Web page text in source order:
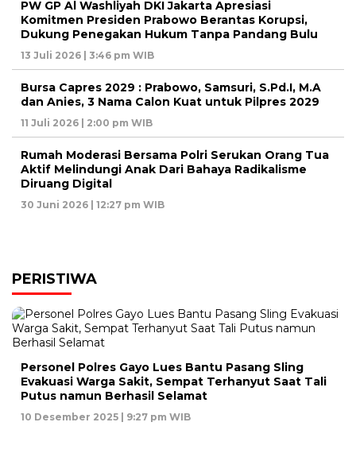
PW GP Al Washliyah DKI Jakarta Apresiasi
Komitmen Presiden Prabowo Berantas Korupsi,
Dukung Penegakan Hukum Tanpa Pandang Bulu
13 Juli 2026 | 3:46 pm WIB
Bursa Capres 2029 : Prabowo, Samsuri, S.Pd.I, M.A
dan Anies, 3 Nama Calon Kuat untuk Pilpres 2029
11 Juli 2026 | 2:00 pm WIB
Rumah Moderasi Bersama Polri Serukan Orang Tua
Aktif Melindungi Anak Dari Bahaya Radikalisme
Diruang Digital
30 Juni 2026 | 12:27 pm WIB
PERISTIWA
Personel Polres Gayo Lues Bantu Pasang Sling
Evakuasi Warga Sakit, Sempat Terhanyut Saat Tali
Putus namun Berhasil Selamat
10 Desember 2025 | 9:27 pm WIB